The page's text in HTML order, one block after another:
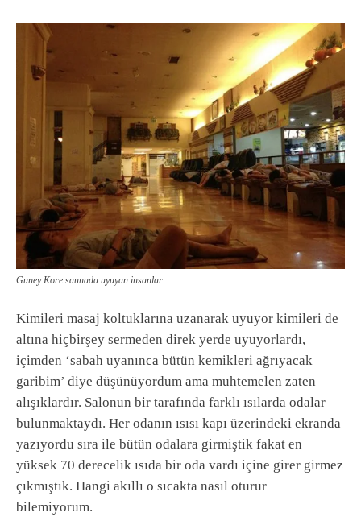
Guney Kore saunada uyuyan insanlar
Kimileri masaj koltuklarına uzanarak uyuyor kimileri de
altına hiçbirşey sermeden direk yerde uyuyorlardı,
içimden ‘sabah uyanınca bütün kemikleri ağrıyacak
garibim’ diye düşünüyordum ama muhtemelen zaten
alışıklardır. Salonun bir tarafında farklı ısılarda odalar
bulunmaktaydı. Her odanın ısısı kapı üzerindeki ekranda
yazıyordu sıra ile bütün odalara girmiştik fakat en
yüksek 70 derecelik ısıda bir oda vardı içine girer girmez
çıkmıştık. Hangi akıllı o sıcakta nasıl oturur
bilemiyorum.